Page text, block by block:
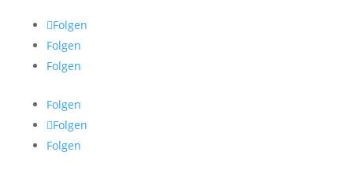
Folgen
Folgen
Folgen
Folgen
Folgen
Folgen